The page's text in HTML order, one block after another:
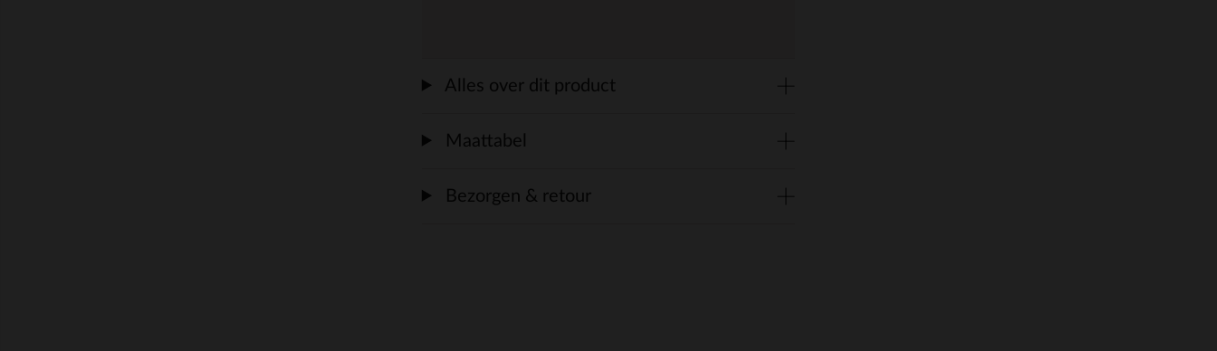
Alles over dit product
Maattabel
Bezorgen & retour